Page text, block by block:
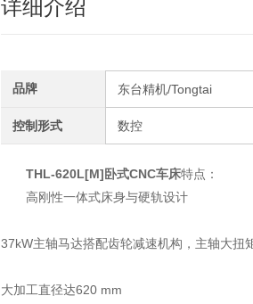
详细介绍
品牌 东台精机/Tongtai
控制形式 数控
THL-620L[M]卧式CNC车床特点：
高刚性一体式床身与硬轨设计
37kW主轴马达搭配齿轮减速机构，主轴大扭
大加工直径达620 mm